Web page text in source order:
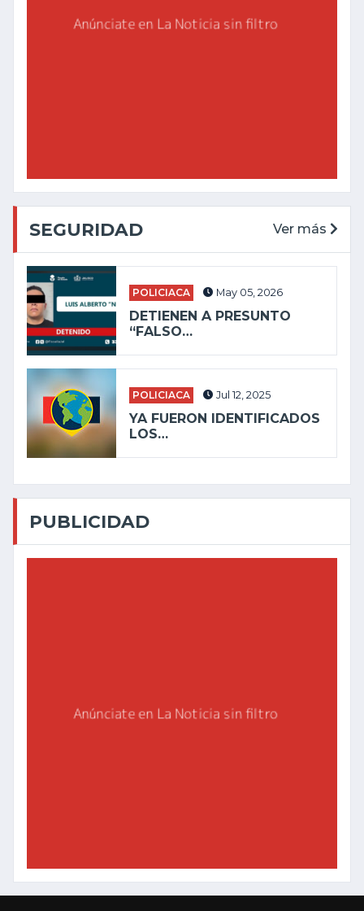
SEGURIDAD Ver más
POLICIACA May 05, 2026
DETIENEN A PRESUNTO
“FALSO…
POLICIACA Jul 12, 2025
YA FUERON IDENTIFICADOS
LOS…
PUBLICIDAD